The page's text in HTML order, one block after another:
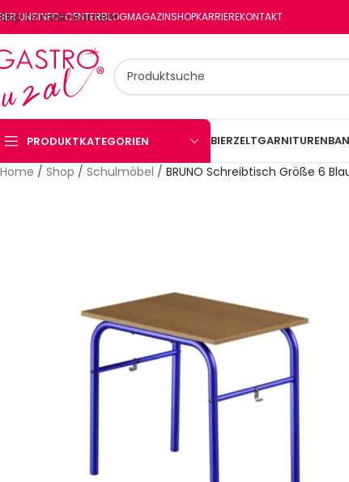
Skip to main content
UNSINFO-CENTERBLOGMAGAZINSHOPKARRIEREKONTAKT
PRODUKTKATEGORIEN BIERZELTGARNITUREN
Home / Shop / Schulmöbel / BRUNO Schreibtisch Größe 6